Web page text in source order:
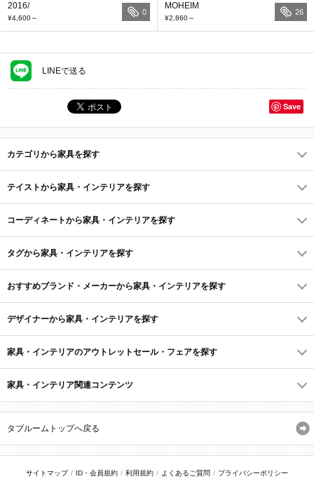
2016/
¥4,600～
0
MOHEIM
¥2,860～
26
LINEで送る
Save
カテゴリから家具を探す
テイストから家具・インテリアを探す
コーディネートから家具・インテリアを探す
タグから家具・インテリアを探す
おすすめブランド・メーカーから家具・インテリアを探す
デザイナーから家具・インテリアを探す
家具・インテリアのアウトレットセール・フェアを探す
家具・インテリア関連コンテンツ
タブルームトップへ戻る
サイトマップ ID・会員規約 利用規約 よくあるご質問 プライバシーポリシー